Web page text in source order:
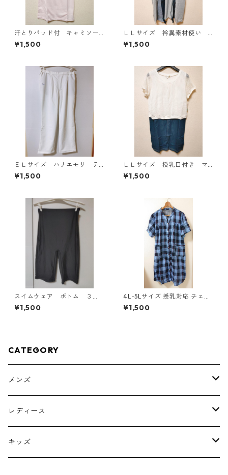
汗とりパッド付 キャミソー
ル Ｌ ライトピンク KAE-
4789
¥1,500
ＬＬサイズ 衿異素材使い
トッパーカーディガン グレ
ー KAE-4807
¥1,500
ＥＬサイズ ハナエモリ テ
ーパードパンツ ナース ホ
ワイト KAE-4159
¥1,500
ＬＬサイズ 授乳口付き マ
タニティ ドッキングワンピ
ース ホワイト×ブルー KAE
¥1,500
スイムウェア ボトム ３
Ｌ ブラック KAE-4563
¥1,500
4Lｰ5Lサイズ 授乳対応 チェッ
ク柄 半袖ルームウェア マタニ
ティ ブルー系/グレー ◆KIY-1
¥1,500
CATEGORY
メンズ
トップス
ボトムス
レディース
トップス
キッズ